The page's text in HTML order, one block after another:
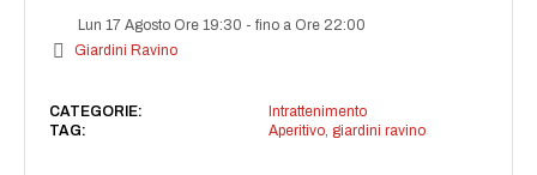
Lun 17 Agosto Ore 19:30 -fino a Ore 22:00
Giardini Ravino
CATEGORIE:
Intrattenimento
TAG:
Aperitivo, giardini ravino